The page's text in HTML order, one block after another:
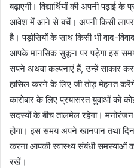
बढ़ाएगी। विद्यार्थियों की अपनी पढ़ाई
आवेश में आने से बचें। अपनी किसी
है। पड़ोसियों के साथ किसी भी वाद-
आपके मानसिक सुकून पर पड़ेगा इस
सपने अथवा कल्पनाएं हैं, उन्हें साकार
हासिल करने के लिए जी तोड़ मेहनत
कारोबार के लिए प्रयासरत युवाओं को
सदस्यों के बीच तालमेल रहेगा।
होगा। इस समय अपने खानपान तथा
करना आपकी स्वास्थ्य संबंधी समस्याओं
रखें।